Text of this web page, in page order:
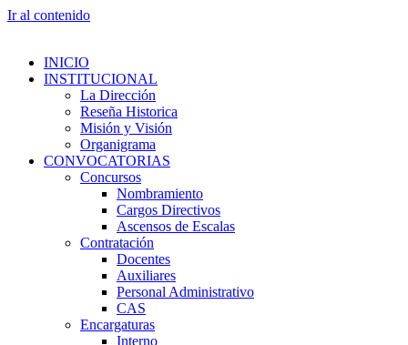
Ir al contenido
INICIO
INSTITUCIONAL
La Dirección
Reseña Historica
Misión y Visión
Organigrama
CONVOCATORIAS
Concursos
Nombramiento
Cargos Directivos
Ascensos de Escalas
Contratación
Docentes
Auxiliares
Personal Administrativo
CAS
Encargaturas
Interno